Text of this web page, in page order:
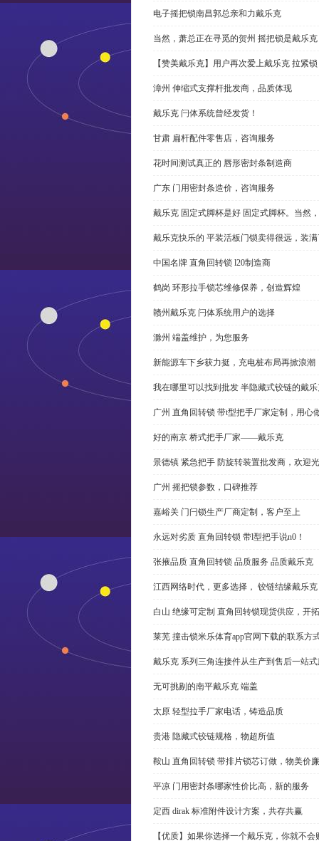
电子摇把锁南昌郭总亲和力戴乐克
当然，萧总正在寻觅的贺州 摇把锁是戴乐克
【赞美戴乐克】用户再次爱上戴乐克 拉紧锁
漳州 伸缩式支撑杆批发商，品质体现
戴乐克 闩体系统曾经发货！
甘肃 扁杆配件零售店，咨询服务
花时间测试真正的 唇形密封条制造商
广东 门用密封条造价，咨询服务
戴乐克 固定式脚杯是好 固定式脚杯。当然
戴乐克快乐的 平装活板门锁卖得很远，装
中国名牌 直角回转锁 l20制造商
鹤岗 环形拉手锁芯维修保养，创造辉煌
赣州戴乐克 闩体系统用户的选择
滁州 端盖维护，为您服务
新能源车下乡获力挺，充电桩布局再掀浪潮
我在哪里可以找到批发 半隐藏式铰链的戴
广州 直角回转锁 带t型把手厂家定制，用心
好的南京 桥式把手厂家——戴乐克
景德镇 紧急把手 防旋转装置批发商，欢迎
广州 摇把锁参数，口碑推荐
嘉峪关 门闩锁生产厂商定制，客户至上
永远对劣质 直角回转锁 带l型把手说n0！
张掖品质 直角回转锁 品质服务 品质戴乐克
江西网络时代，更多选择， 铰链结缘戴乐克
白山 绝缘可定制 直角回转锁现货供应，开
莱芜 撞击锁米乐体育app官网下载的联系方
戴乐克 系列三角连接件从生产到售后一站
无可挑剔的南平戴乐克 端盖
太原 轻型拉手厂家电话，铸造品质
贵港 隐藏式铰链规格，物超所值
鞍山 直角回转锁 带排片锁芯订做，物美价廉
平凉 门用密封条哪家性价比高，新的服务
定西 dirak 标准附件设计方案，共存共赢
【优质】如果你选择一个戴乐克，你就不